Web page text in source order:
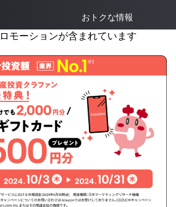
おトクな情報
モーションが含まれています